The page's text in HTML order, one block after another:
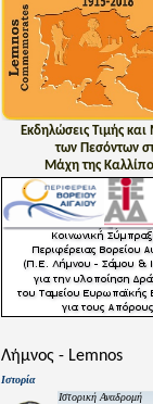
Εκδηλώσεις Τιμής
των Πεσόντων
Μάχη της
Λήμνος - Lemnos
Ιστορία
Ιστορική Αναδρομή